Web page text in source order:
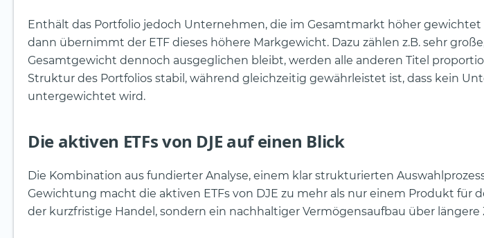
Enthält das Portfolio jedoch Unternehmen, die im Gesamtmarkt höher gewichtet
dann übernimmt der ETF dieses höhere Markgewicht. Dazu zählen z.B. sehr
Gesamtgewicht dennoch ausgeglichen bleibt, werden alle anderen Titel
Struktur des Portfolios stabil, während gleichzeitig gewährleistet ist, dass kein
untergewichtet wird.
Die aktiven ETFs von DJE auf einen Blick
Die Kombination aus fundierter Analyse, einem klar strukturierten
Gewichtung macht die aktiven ETFs von DJE zu mehr als nur einem Produkt für
der kurzfristige Handel, sondern ein nachhaltiger Vermögensaufbau über